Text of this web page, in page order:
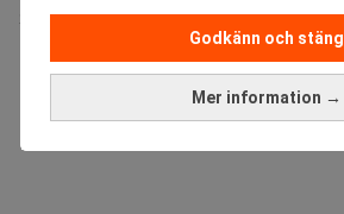
Mer information →
Godkänn och stäng
Sista ansökningsdag:13/06/2026